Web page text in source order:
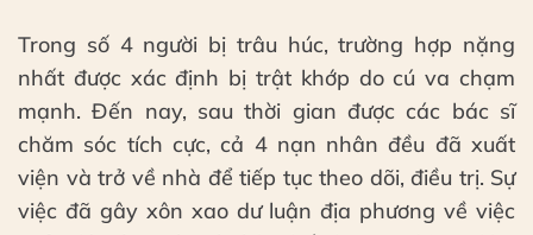
Trong số 4 người bị trâu húc, trường hợp nặng
nhất được xác định bị trật khớp do cú va chạm
mạnh. Đến nay, sau thời gian được các bác sĩ
chăm sóc tích cực, cả 4 nạn nhân đều đã xuất
viện và trở về nhà để tiếp tục theo dõi, điều trị. Sự
việc đã gây xôn xao dư luận địa phương về việc